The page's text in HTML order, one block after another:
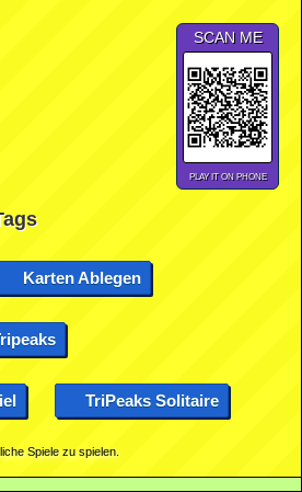
SCAN ME
PLAY IT ON PHONE
Karten Ablegen
TriPeaks Solitaire
Spiele zu spielen.